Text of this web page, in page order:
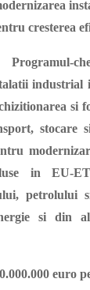
cresterea
industrial
si
stocare
in EU-
petrolului
si din
euro